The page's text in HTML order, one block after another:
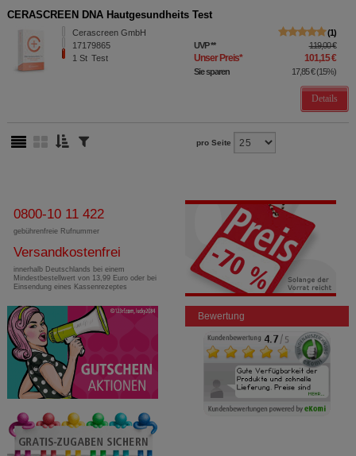
CERASCREEN DNA Hautgesundheits Test
Cerascreen GmbH
17179865
1 St Test
1
UVP** 119,00 €
Unser Preis* 101,15 €
Sie sparen 17,85 €(15%)
Details
pro Seite
0800-10 11 422
gebührenfreie Rufnummer
Versandkostenfrei
innerhalb Deutschlands bei einem
Mindestbestellwert von 13,99 Euro oder bei
Einsendung eines Kassenrezeptes
Bewertung